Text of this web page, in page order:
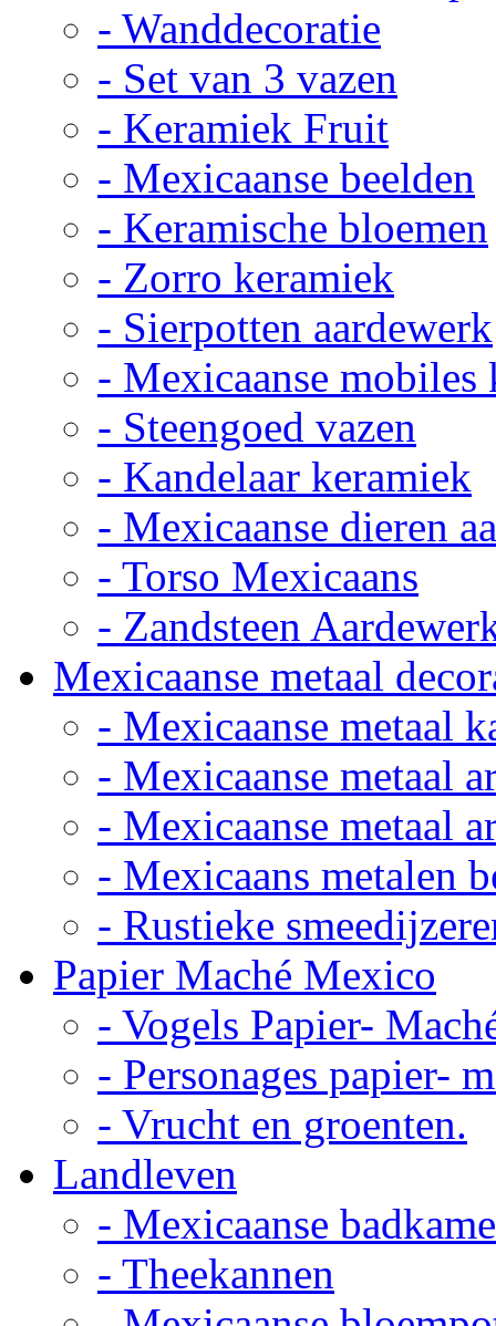
- Wanddecoratie
- Set van 3 vazen
- Keramiek Fruit
- Mexicaanse beelden
- Keramische bloemen
- Zorro keramiek
- Sierpotten aardewerk
- Mexicaanse mobiles
- Steengoed vazen
- Kandelaar keramiek
- Mexicaanse dieren
- Torso Mexicaans
- Zandsteen
Mexicaanse metaal
- Mexicaanse metaal
- Mexicaanse metaal
- Mexicaanse metaal
- Mexicaans metalen
- Rustieke
Papier Maché Mexico
- Vogels Papier-
- Personages papier-
- Vrucht en groenten.
Landleven
- Mexicaanse
- Theekannen